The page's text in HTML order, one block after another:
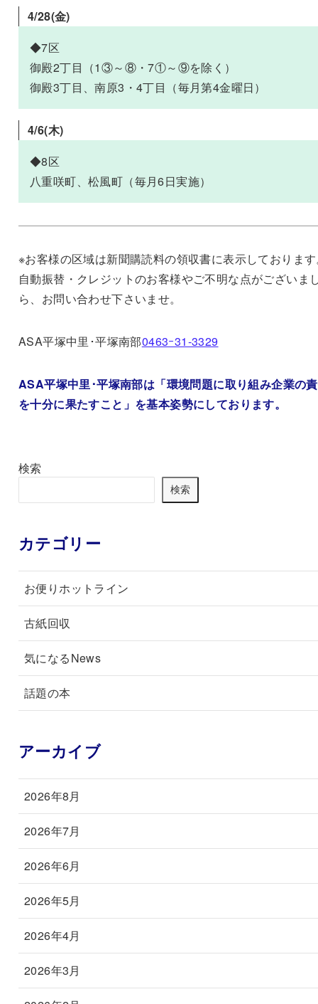
4/28(金)
◆7区
御殿2丁目（1③～⑧・7①～⑨を除く）
御殿3丁目、南原3・4丁目（毎月第4金曜日）
4/6(木)
◆8区
八重咲町、松風町（毎月6日実施）
※お客様の区域は新聞購読料の領収書に表示しておりま
自動振替・クレジットのお客様やご不明な点がございま
ら、お問い合わせ下さいませ。
ASA平塚中里･平塚南部0463ｰ31-3329
ASA平塚中里･平塚南部は「環境問題に取り組み企業の
を十分に果たすこと」を基本姿勢にしております。
検索
検索
カテゴリー
お便りホットライン
古紙回収
気になるNews
話題の本
アーカイブ
2026年8月
2026年7月
2026年6月
2026年5月
2026年4月
2026年3月